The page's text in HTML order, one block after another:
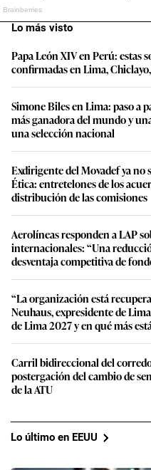
Lo más visto
Papa León XIV en Perú: estas
confirmadas en Lima,
Simone Biles en Lima: paso a
más ganadora del mundo y
una selección nacional
Exdirigente del Movadef ya no
Ética: entretelones de los
distribución de las comisiones
Aerolíneas responden a LAP
internacionales: “Una
desventaja competitiva de
“La organización está
Neuhaus, expresidente de
de Lima 2027 y en qué más
Carril bidireccional del
postergación del cambio de
de la ATU
Lo último en EEUU